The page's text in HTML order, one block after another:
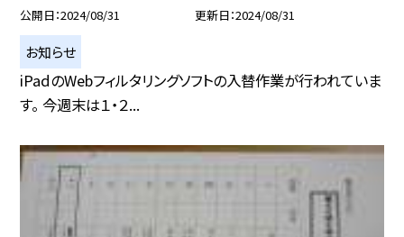
公開日 2024/08/31 更新日 2024/08/31
お知らせ
iPadのWebフィルタリングソフトの入替作業が行われていま
す。 今週末は１・２...